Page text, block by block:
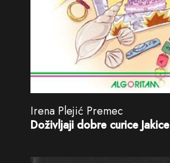
Irena Plejić Premec
Doživljaji dobre curice Jakice